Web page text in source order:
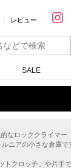
レビュー
SALE
なロッククライマー
ニアの小さな倉庫で
トクロッチ」や片手